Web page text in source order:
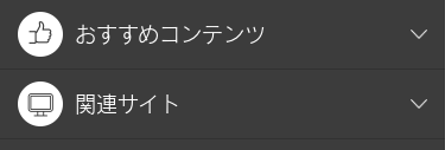
おすすめコンテンツ
関連サイト